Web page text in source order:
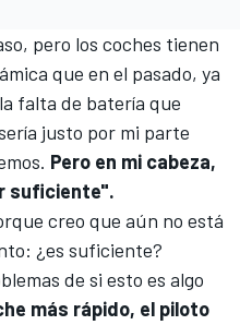
pero los coches tienen
que en el pasado, ya
falta de batería que
justo por mi parte
Pero en mi cabeza,
suficiente".
creo que aún no está
¿es suficiente?
de si esto es algo
más rápido, el piloto